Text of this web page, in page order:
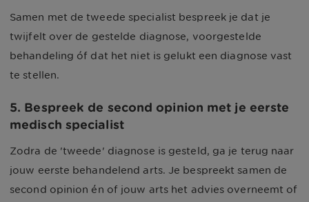
Samen met de tweede specialist bespreek je dat je
twijfelt over de gestelde diagnose, voorgestelde
behandeling óf dat het niet is gelukt een diagnose vast
te stellen.
5. Bespreek de second opinion met je eerste
medisch specialist
Zodra de 'tweede' diagnose is gesteld, ga je terug naar
jouw eerste behandelend arts. Je bespreekt samen de
second opinion én of jouw arts het advies overneemt of